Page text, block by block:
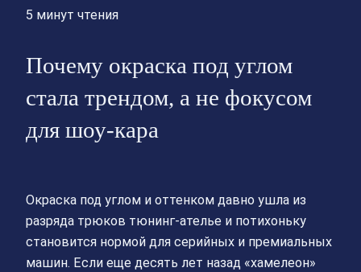
5 минут чтения
Почему окраска под углом
стала трендом, а не фокусом
для шоу-кара
Окраска под углом и оттенком давно ушла из
разряда трюков тюнинг-ателье и потихоньку
становится нормой для серийных и премиальных
машин. Если еще десять лет назад «хамелеон»